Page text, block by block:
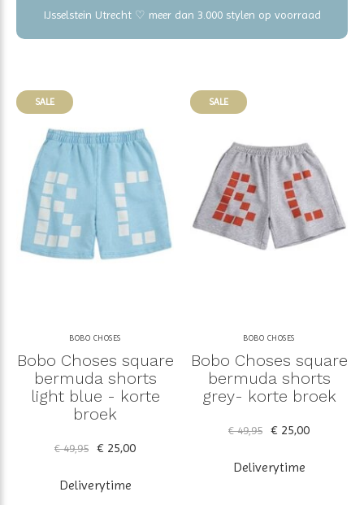
IJsselstein Utrecht ♡ meer dan 3.000 stylen op voorraad
SALE
BOBO CHOSES
Bobo Choses square
bermuda shorts
light blue - korte
broek
€ 49,95 € 25,00
Deliverytime
SALE
BOBO CHOSES
Bobo Choses square
bermuda shorts
grey- korte broek
€ 49,95 € 25,00
Deliverytime